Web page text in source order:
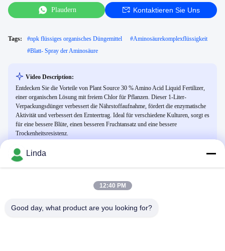
Plaudern Kontaktieren Sie Uns
Tags: #npk flüssiges organisches Düngemittel #Aminosäurekomplexflüssigkeit
#Blatt- Spray der Aminosäure
Video Description:
Entdecken Sie die Vorteile von Plant Source 30 % Amino Acid Liquid Fertilizer,
einer organischen Lösung mit freiem Chlor für Pflanzen. Dieser 1-Liter-
Verpackungsdünger verbessert die Nährstoffaufnahme, fördert die enzymatische
Aktivität und verbessert den Ernteertrag. Ideal für verschiedene Kulturen, sorgt es
für eine bessere Blüte, einen besseren Fruchtansatz und eine bessere
Trockenheitsresistenz.
Linda
12:40 PM
Good day, what product are you looking for?